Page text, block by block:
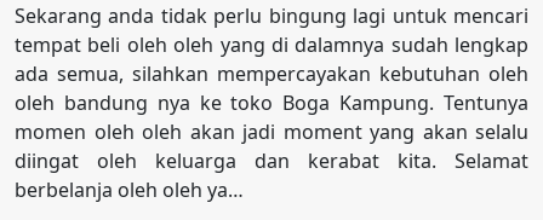
Sekarang anda tidak perlu bingung lagi untuk mencari
tempat beli oleh oleh yang di dalamnya sudah lengkap
ada semua, silahkan mempercayakan kebutuhan oleh
oleh bandung nya ke toko Boga Kampung. Tentunya
momen oleh oleh akan jadi moment yang akan selalu
diingat oleh keluarga dan kerabat kita. Selamat
berbelanja oleh oleh ya…